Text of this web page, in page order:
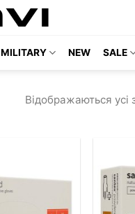
MILITARY NEW SALE
Відображаються усі